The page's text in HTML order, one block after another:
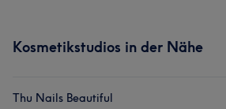
Kosmetikstudios in der Nähe
Thu Nails Beautiful